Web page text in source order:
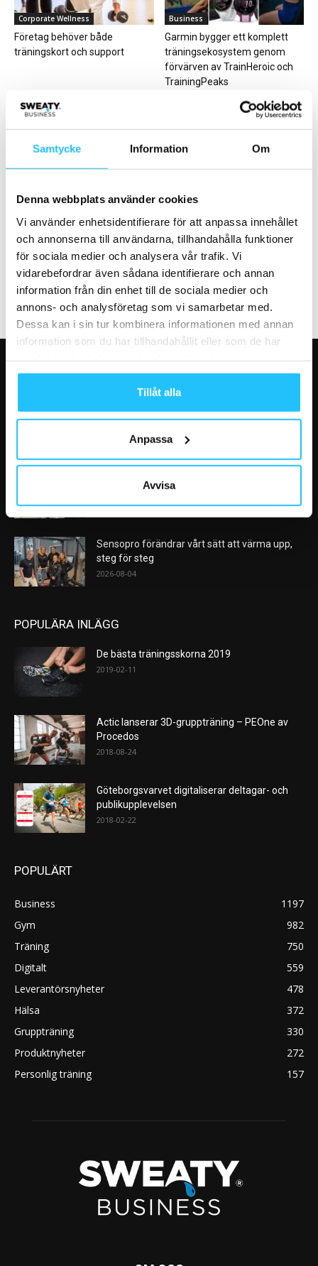
Samtycke Information Om
Denna webbplats använder cookies
Vi använder enhetsidentifierare för att anpassa innehållet
och annonserna till användarna, tillhandahålla funktioner
för sociala medier och analysera vår trafik. Vi
vidarebefordrar även sådana identifierare och annan
information från din enhet till de sociala medier och
annons- och analysföretag som vi samarbetar med.
Dessa kan i sin tur kombinera informationen med annan
information som du har tillhandahållit eller som de har
Tillåt alla
Anpassa
Avvisa
Corporate Wellness
Företag behöver både
träningskort och support
Business
Garmin bygger ett komplett
träningsekosystem genom
förvärven av TrainHeroic och
TrainingPeaks
Digitalt
Nova Brilliant Edition
Business
avseende enklare
affärssystem på
Fitnessfestivalen
VÅRA FAVORITER
efter träningspasset
2026-08-06
konsolideringsfas – och...
2026-08-05
Sensopro förändrar vårt sätt att värma upp,
steg för steg
2026-08-04
POPULÄRA INLÄGG
De bästa träningsskorna 2019
2019-02-11
Actic lanserar 3D-gruppträning – PEOne av
Procedos
2018-08-24
Göteborgsvarvet digitaliserar deltagar- och
publikupplevelsen
2018-02-22
POPULÄRT
Business
1197
Gym
982
Träning
750
Digitalt
559
Leverantörsnyheter
478
Hälsa
372
Gruppträning
330
Produktnyheter
272
Personlig träning
157